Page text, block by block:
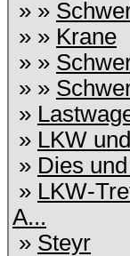
» »
» » Krane
» »
» »
»
» LKW
» Dies
» LKW-
A...
» Steyr